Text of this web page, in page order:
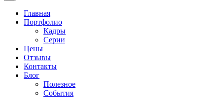
Главная
Портфолио
Кадры
Серии
Цены
Отзывы
Контакты
Блог
Полезное
События